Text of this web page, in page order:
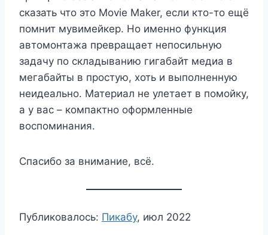
сказать что это Movie Maker, если кто-то ещё
помнит мувимейкер. Но именно функция
автомонтажа превращает непосильную
задачу по складыванию гигабайт медиа в
мегабайты в простую, хоть и выполненную
неидеально. Материал не улетает в помойку,
а у вас – компактно оформленные
воспоминания.
Спасибо за внимание, всё.
Публиковалось: Пикабу, июл 2022